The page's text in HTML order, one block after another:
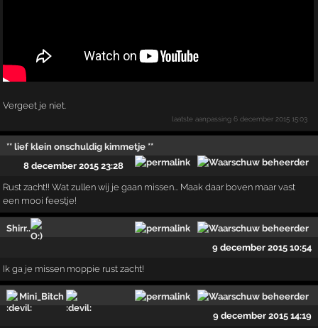
Vergeet je niet.
laatste aanpassing6 december 2015 15:03
** lief klein onschuldig kimmetje **
8 december 2015 23:28
Rust zacht!! Wat zullen wij je gaan missen... Maak daar boven maar vast
een mooi feestje!
Shirr..
9 december 2015 10:54
Ik ga je missen moppie rust zacht!
Mini_Bitch
9 december 2015 14:19